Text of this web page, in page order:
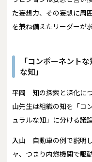
た妄想力、その妄想に周
を兼ね備えたリーダーが
「コンポーネント
な知」
平岡 知の探索と深化に
山先生は組織の知を「コ
ュラルな知」に分ける議
入山 自動車の例で説明
ャ、つまり内燃機関で駆